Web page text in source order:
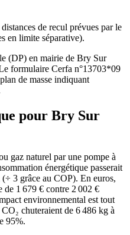
de recul prévues par le
en limite séparative).
(DP) en mairie de Bry Sur
formulaire Cerfa n°13703*09
de masse indiquant
pour Bry Sur
gaz naturel par une pompe à
énergétique passerait
3 grâce au COP). En euros,
de 1 679 € contre 2 002 €
environnemental est tout
chuteraient de 6 486 kg à
95%.